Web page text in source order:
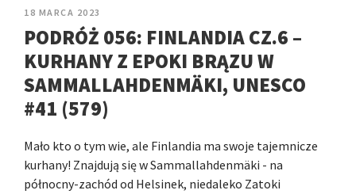
18 MARCA 2023
PODRÓŻ 056: FINLANDIA CZ.6 –
KURHANY Z EPOKI BRĄZU W
SAMMALLAHDENMÄKI, UNESCO
#41 (579)
Mało kto o tym wie, ale Finlandia ma swoje tajemnicze
kurhany! Znajdują się w Sammallahdenmäki - na
północny-zachód od Helsinek, niedaleko Zatoki